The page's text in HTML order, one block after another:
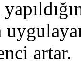
artar.